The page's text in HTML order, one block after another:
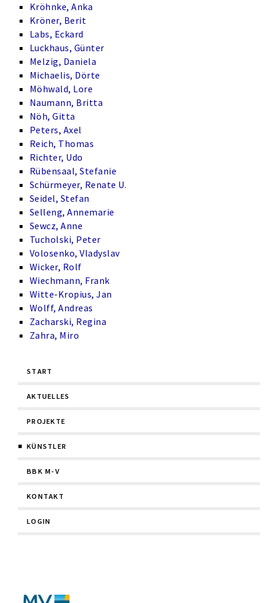
Kröhnke, Anka
Kröner, Berit
Labs, Eckard
Luckhaus, Günter
Melzig, Daniela
Michaelis, Dörte
Möhwald, Lore
Naumann, Britta
Nöh, Gitta
Peters, Axel
Reich, Thomas
Richter, Udo
Rübensaal, Stefanie
Schürmeyer, Renate U.
Seidel, Stefan
Selleng, Annemarie
Sewcz, Anne
Tucholski, Peter
Volosenko, Vladyslav
Wicker, Rolf
Wiechmann, Frank
Witte-Kropius, Jan
Wolff, Andreas
Zacharski, Regina
Zahra, Miro
überspringen
START
AKTUELLES
PROJEKTE
KÜNSTLER
BBK M-V
KONTAKT
LOGIN